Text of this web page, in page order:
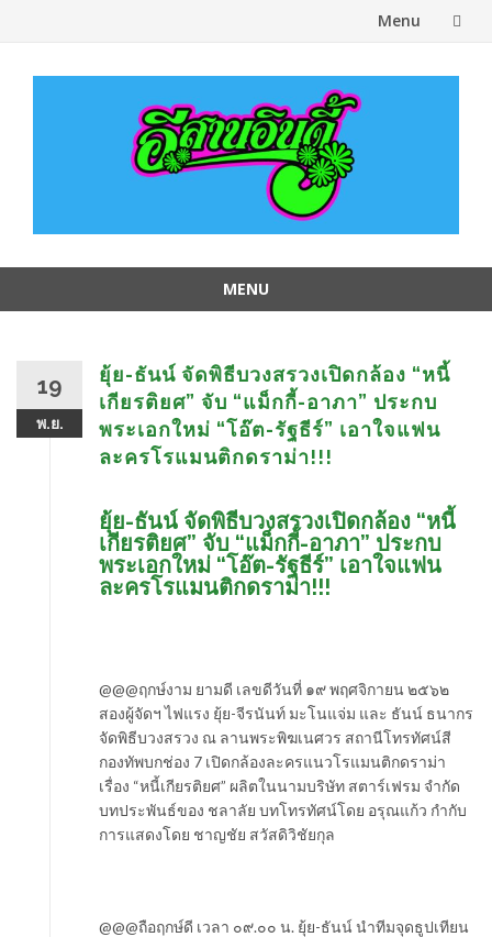
Menu
MENU
19
พ.ย.
ยุ้ย-ธันน์ จัดพิธีบวงสรวงเปิดกล้อง “หนี้
เกียรติยศ” จับ “แม็กกี้-อาภา” ประกบ
พระเอกใหม่ “โอ๊ต-รัฐธีร์” เอาใจแฟน
ละครโรแมนติกดราม่า!!!
ยุ้ย-ธันน์ จัดพิธีบวงสรวงเปิดกล้อง “หนี้
เกียรติยศ” จับ “แม็กกี้-อาภา” ประกบ
พระเอกใหม่ “โอ๊ต-รัฐธีร์” เอาใจแฟน
ละครโรแมนติกดราม่า!!!
@@@ฤกษ์งาม ยามดี เลขดีวันที่ ๑๙ พฤศจิกายน ๒๕๖๒
สองผู้จัดฯ ไฟแรง ยุ้ย-จีรนันท์ มะโนแจ่ม และ ธันน์ ธนากร
จัดพิธีบวงสรวง ณ ลานพระพิฆเนศวร สถานีโทรทัศน์สี
กองทัพบกช่อง 7 เปิดกล้องละครแนวโรแมนติกดราม่า
เรื่อง “หนี้เกียรติยศ” ผลิตในนามบริษัท สตาร์เฟรม จำกัด
บทประพันธ์ของ ชลาลัย บทโทรทัศน์โดย อรุณแก้ว กำกับ
การแสดงโดย ชาญชัย สวัสดิวิชัยกุล
@@@ถือฤกษ์ดี เวลา ๐๙.๐๐ น. ยุ้ย-ธันน์ นำทีมจุดธูปเทียน